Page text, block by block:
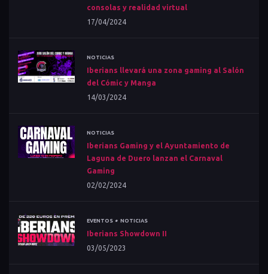
consolas y realidad virtual
17/04/2024
NOTICIAS
Iberians llevará una zona gaming al Salón
del Cómic y Manga
14/03/2024
NOTICIAS
Iberians Gaming y el Ayuntamiento de
Laguna de Duero lanzan el Carnaval
Gaming
02/02/2024
EVENTOS • NOTICIAS
Iberians Showdown II
03/05/2023